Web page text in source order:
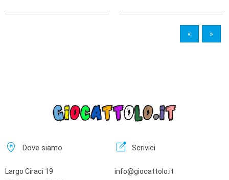
« »
home_pin Dove siamo
Largo Ciraci 19
edit_square Scrivici
info@giocattolo.it